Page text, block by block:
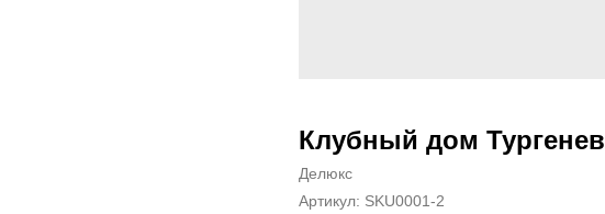
Клубный дом Тургенев
Делюкс
Артикул: SKU0001-2